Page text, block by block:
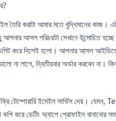
তৈরি করাটা আমার মতে বুদ্ধিমানের
আসল পরিচয়টা সেখানে উন্মোচিত
করে দিলেই হলো। আপনার আসল আইডিতে
না লাগে, দ্বিতীয়বার অর্ডার করবেন না।
টেম্পোরারি ইমেইল সার্ভিস দেয়।
কপি করে ডেটিং অ্যাপে প্রোফাইল